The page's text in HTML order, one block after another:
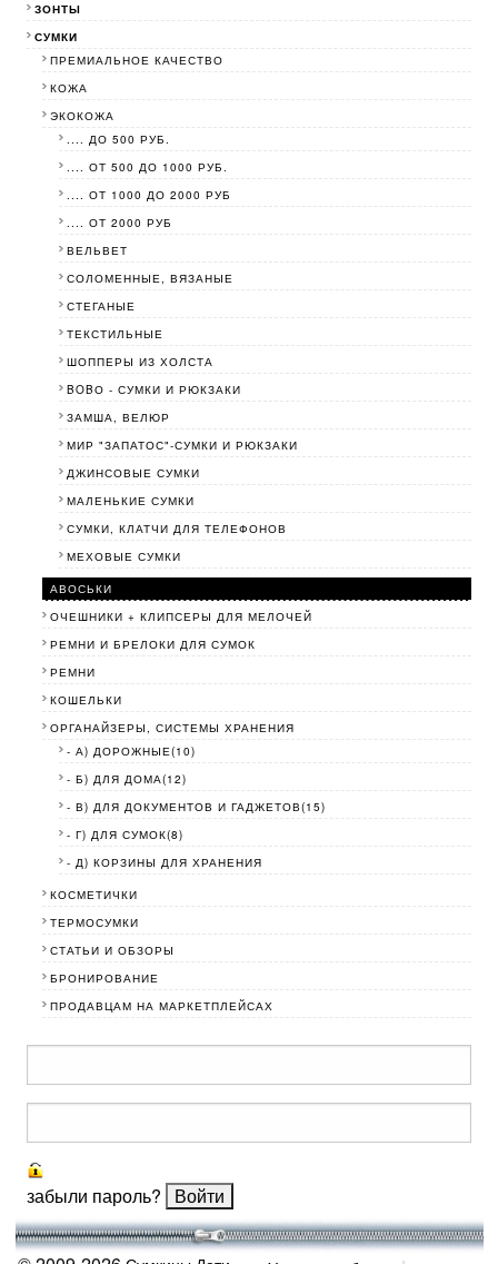
ЗОНТЫ
СУМКИ
ПРЕМИАЛЬНОЕ КАЧЕСТВО
КОЖА
ЭКОКОЖА
.... ДО 500 РУБ.
.... ОТ 500 ДО 1000 РУБ.
.... ОТ 1000 ДО 2000 РУБ
.... ОТ 2000 РУБ
ВЕЛЬВЕТ
СОЛОМЕННЫЕ, ВЯЗАНЫЕ
СТЕГАНЫЕ
ТЕКСТИЛЬНЫЕ
ШОППЕРЫ ИЗ ХОЛСТА
BOBО - СУМКИ И РЮКЗАКИ
ЗАМША, ВЕЛЮР
МИР "ЗАПАТОС"-СУМКИ И РЮКЗАКИ
ДЖИНСОВЫЕ СУМКИ
МАЛЕНЬКИЕ СУМКИ
СУМКИ, КЛАТЧИ ДЛЯ ТЕЛЕФОНОВ
МЕХОВЫЕ СУМКИ
АВОСЬКИ
ОЧЕШНИКИ + КЛИПСЕРЫ ДЛЯ МЕЛОЧЕЙ
РЕМНИ И БРЕЛОКИ ДЛЯ СУМОК
РЕМНИ
КОШЕЛЬКИ
ОРГАНАЙЗЕРЫ, СИСТЕМЫ ХРАНЕНИЯ
- А) ДОРОЖНЫЕ(10)
- Б) ДЛЯ ДОМА(12)
- В) ДЛЯ ДОКУМЕНТОВ И ГАДЖЕТОВ(15)
- Г) ДЛЯ СУМОК(8)
- Д) КОРЗИНЫ ДЛЯ ХРАНЕНИЯ
КОСМЕТИЧКИ
ТЕРМОСУМКИ
СТАТЬИ И ОБЗОРЫ
БРОНИРОВАНИЕ
ПРОДАВЦАМ НА МАРКЕТПЛЕЙСАХ
забыли пароль?